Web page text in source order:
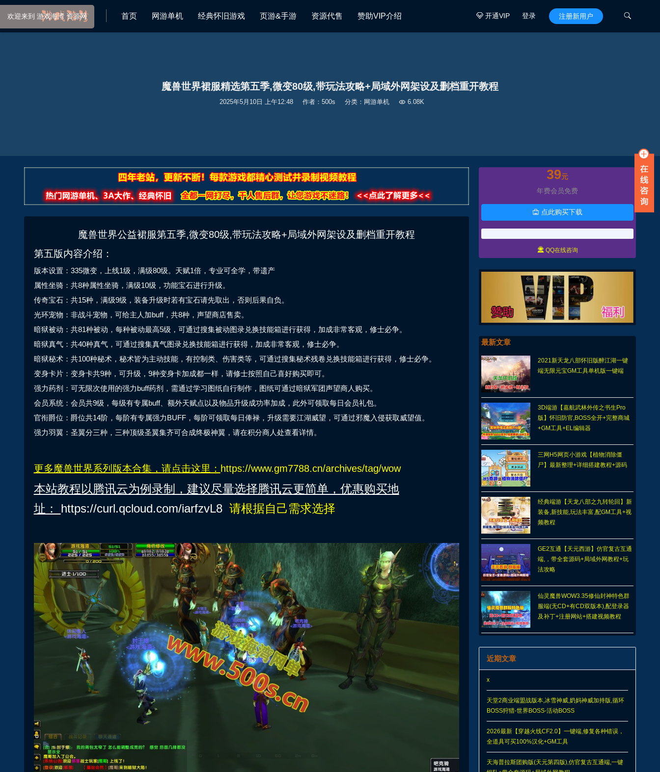
开通VIP 登录 注册新用户 
首页 网游单机 经典怀旧游戏 页游&手游 资源代售 赞助VIP介绍
魔兽世界裙服精选第五季,微变80级,带玩法攻略+局域外网架设及删档重开教程
2025年5月10日 上午12:48 作者：500s 分类： 网游单机 6.08K
魔兽世界公益裙服第五季,微变80级,带玩法攻略+局域外网架设及删档重开教程
第五版内容介绍：
版本设置：335微变，上线1级，满级80级。天赋1倍，专业可全学，带遗产
属性坐骑：共8种属性坐骑，满级10级，功能宝石进行升级。
传奇宝石：共15种，满级9级，装备升级时若有宝石请先取出，否则后果自负。
光环宠物：非战斗宠物，可给主人加buff，共8种，声望商店售卖。
暗狱被动：共81种被动，每种被动最高5级，可通过搜集被动图录兑换技能箱进行获得，加成非常客观，修士必争。
暗狱真气：共40种真气，可通过搜集真气图录兑换技能箱进行获得，加成非常客观，修士必争。
暗狱秘术：共100种秘术，秘术皆为主动技能，有控制类、伤害类等，可通过搜集秘术残卷兑换技能箱进行获得，修士必争。
变身卡片：变身卡共9种，可升级，9种变身卡加成都一样，请修士按照自己喜好购买即可。
强力药剂：可无限次使用的强力buff药剂，需通过学习图纸自行制作，图纸可通过暗狱军团声望商人购买。
会员系统：会员共9级，每级有专属buff、额外天赋点以及物品升级成功率加成，此外可领取每日会员礼包。
官衔爵位：爵位共14阶，每阶有专属强力BUFF，每阶可领取每日俸禄，升级需要江湖威望，可通过邪魔入侵获取威望值。
强力羽翼：圣翼分三种，三种顶级圣翼集齐可合成终极神翼，请在积分商人处查看详情。
更多魔兽世界系列版本合集，请点击这里： https://www.gm7788.cn/archives/tag/wow
本站教程以腾讯云为例录制，建议尽量选择腾讯云更简单，优惠购买地
址： https://curl.qcloud.com/iarfzvL8 请根据自己需求选择
39元
年费会员免费
 点此购买下载
 QQ在线咨询
最新文章
2021新天龙八部怀旧版醉江湖一键
端无限元宝GM工具单机版一键端
3D端游【嘉航武林外传之书生Pro
版】怀旧防官,BOSS全开+完整商城
+GM工具+EL编辑器
三网H5网页小游戏【植物消除僵
尸】最新整理+详细搭建教程+源码
经典端游【天龙八部之九转轮回】新
装备,新技能,玩法丰富,配GM工具+视
频教程
GE2互通【天元西游】仿官复古互通
端,，带全套源码+局域外网教程+玩
法攻略
仙灵魔兽WOW3.35修仙封神特色群
服端(无CD+有CD双版本),配登录器
及补丁+注册网站+搭建视频教程
近期文章
x
天堂2商业端盟战版本,冰雪神威,奶妈神威加持版,循环
BOSS狩猎-世界BOSS-活动BOSS
2026最新【穿越火线CF2.0】一键端,修复各种错误，
全道具可买100%汉化+GM工具
天海普拉斯团购版(天元第四版),仿官复古互通端,一键